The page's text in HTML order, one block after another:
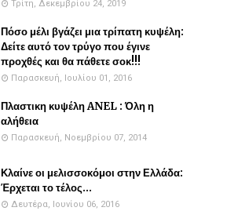
Τρίτη, Δεκεμβρίου 24, 2019
Πόσο μέλι βγάζει μια τρίπατη κυψέλη:
Δείτε αυτό τον τρύγο που έγινε
προχθές και θα πάθετε σοκ!!!
Παρασκευή, Ιουλίου 01, 2016
Πλαστικη κυψέλη ANEL : Όλη η
αλήθεια
Παρασκευή, Νοεμβρίου 07, 2014
Κλαίνε οι μελισσοκόμοι στην Ελλάδα:
Έρχεται το τέλος...
Δευτέρα, Ιουνίου 06, 2016